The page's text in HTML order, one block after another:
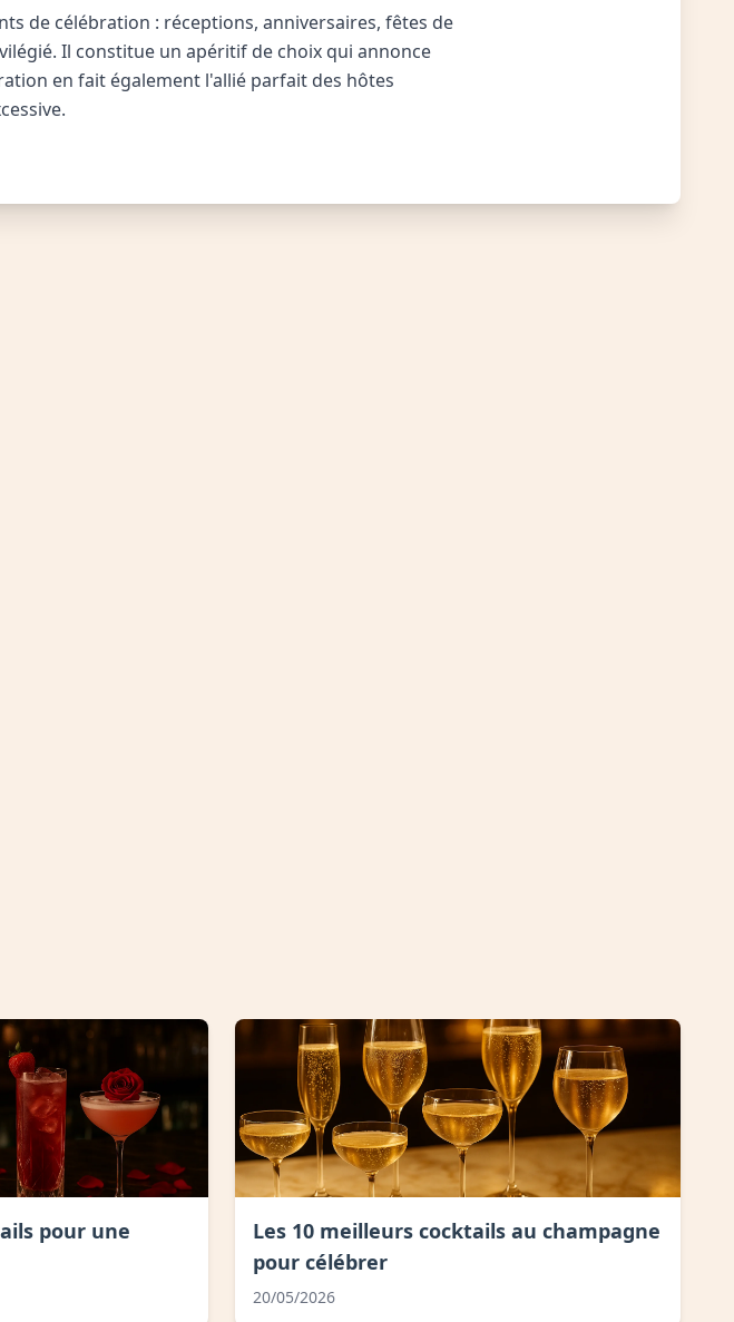
de célébration : réceptions, anniversaires, fêtes de
Il constitue un apéritif de choix qui annonce
en fait également l'allié parfait des hôtes
pour une
Les 10 meilleurs cocktails au champagne
pour célébrer
20/05/2026